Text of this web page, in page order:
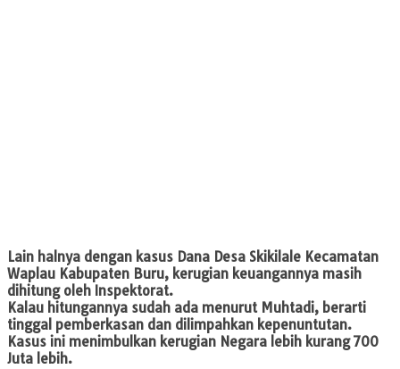
Lain halnya dengan kasus Dana Desa Skikilale Kecamatan
Waplau Kabupaten Buru, kerugian keuangannya masih
dihitung oleh Inspektorat.
Kalau hitungannya sudah ada menurut Muhtadi, berarti
tinggal pemberkasan dan dilimpahkan kepenuntutan.
Kasus ini menimbulkan kerugian Negara lebih kurang 700
Juta lebih.